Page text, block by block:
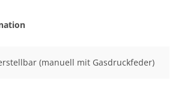
(manuell mit Gasdruckfeder)